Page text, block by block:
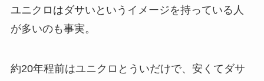
ユニクロはダサいというイメージを持っている人
が多いのも事実。
約20年程前はユニクロとういだけで、安くてダサ